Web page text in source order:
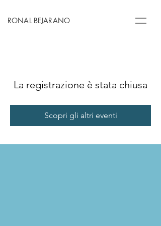
RONAL BEJARANO
La registrazione è stata chiusa
Scopri gli altri eventi